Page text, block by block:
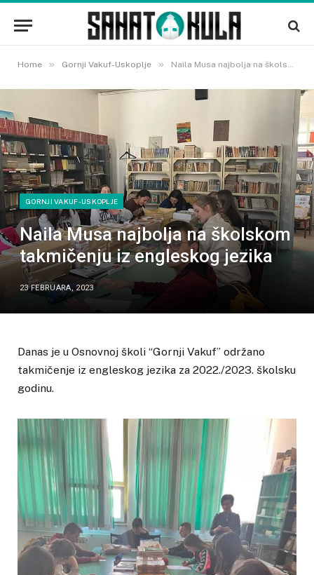
Home » Gornji Vakuf-Uskoplje » Naila Musa najbolja na školskom takmičenju iz engleskog jezika
GORNJI VAKUF-USKOPLJE
Naila Musa najbolja na školskom
takmičenju iz engleskog jezika
23 FEBRUARA, 2023
Danas je u Osnovnoj školi “Gornji Vakuf” održano
takmičenje iz engleskog jezika za 2022./2023. školsku
godinu.